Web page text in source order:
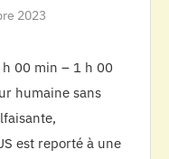
2023
00 min – 1 h 00
humaine sans
est reporté à une